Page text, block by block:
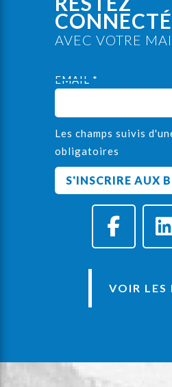
AVEC VOTRE
EMAIL *
Les champs suivis
obligatoires
VOIR LES